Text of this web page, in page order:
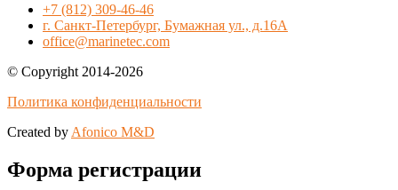
+7 (812) 309-46-46
г. Санкт-Петербург, Бумажная ул., д.16А
office@marinetec.com
© Copyright 2014-2026
Политика конфиденциальности
Created by Afonico M&D
Форма регистрации